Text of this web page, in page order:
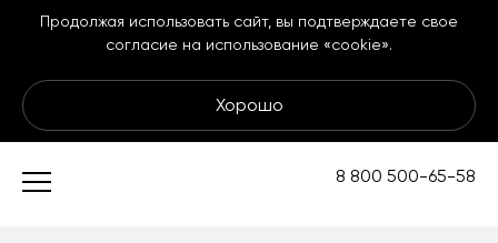
Продолжая использовать сайт, вы подтверждаете свое
согласие на использование «cookie».
Хорошо
8 800 500-65-58